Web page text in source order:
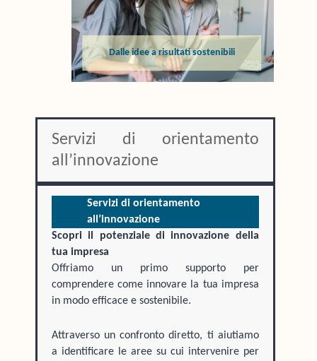
Dalle idee a risultati sostenibili
Servizi di orientamento
all’innovazione
Servizi di orientamento
all’innovazione
Scopri il potenziale di innovazione della
tua impresa
Offriamo un primo supporto per
comprendere come innovare la tua impresa
in modo efficace e sostenibile.
Attraverso un confronto diretto, ti aiutiamo
a identificare le aree su cui intervenire per